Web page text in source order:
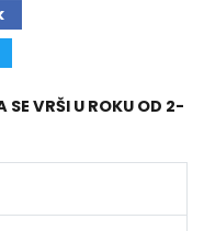
SE VRŠI U ROKU OD 2-